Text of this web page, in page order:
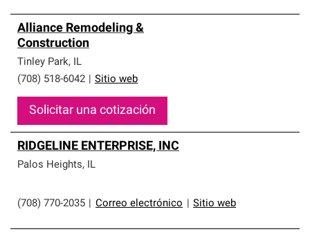
Alliance Remodeling &
Construction
Tinley Park, IL
(708) 518-6042
Sitio web
Solicitar una cotización
RIDGELINE ENTERPRISE, INC
Palos Heights, IL
(708) 770-2035 Correo electrónico Sitio web